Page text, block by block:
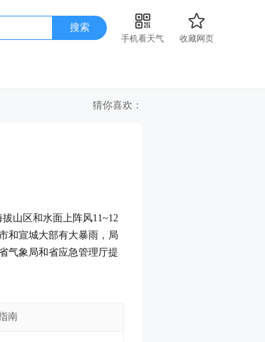
搜索
手机看天气
收藏网页
猜你喜欢：
山区和水面上阵风11~12
和宣城大部有大暴雨，局
气象局和省应急管理厅提
南